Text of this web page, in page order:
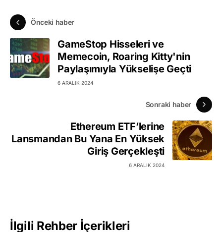
Önceki haber
GameStop Hisseleri ve
Memecoin, Roaring Kitty'nin
Paylaşımıyla Yükselişe Geçti
6 ARALIK 2024
Sonraki haber
Ethereum ETF’lerine
Lansmandan Bu Yana En Yüksek
Giriş Gerçekleşti
6 ARALIK 2024
İlgili Rehber İçerikleri